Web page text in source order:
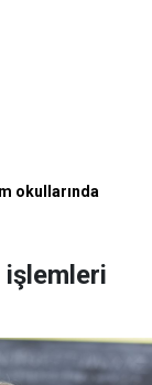
okullarında
işlemleri